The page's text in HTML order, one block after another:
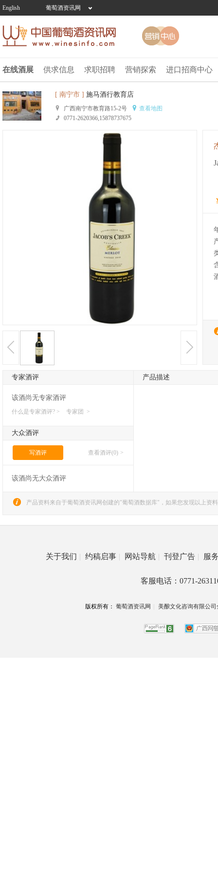
English 葡萄酒资讯网
在线酒展 供求信息 求职招聘 营销探索 进口招商中心
[ 南宁市 ] 施马酒行教育店
广西南宁市教育路15-2号
查看地图
0771-2620366,15878737675
专家酒评
该酒尚无专家酒评
什么是专家酒评? > 专家团 >
大众酒评
写酒评 >
查看酒评(0)
该酒尚无大众酒评
产品描述
产品资料来自于葡萄酒资讯网创建的"葡萄酒数据库"，如果您发现以上资
关于我们 | 约稿启事 | 网站导航 | 刊登广告 | 服
客服电话：0771-
版权所有： 葡萄酒资讯网 美酿文化咨询有限公司